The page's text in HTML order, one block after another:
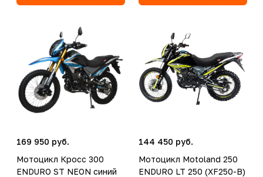
169 950 руб.
Мотоцикл Кросс 300
ENDURO ST NEON синий
144 450 руб.
Мотоцикл Motoland 250
ENDURO LT 250 (XF250-B)